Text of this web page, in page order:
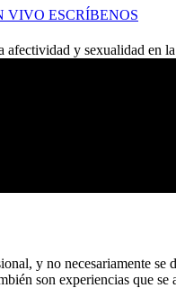
VIVO ESCRÍBENOS
y sexualidad en
y no necesariamente
son experiencias que se